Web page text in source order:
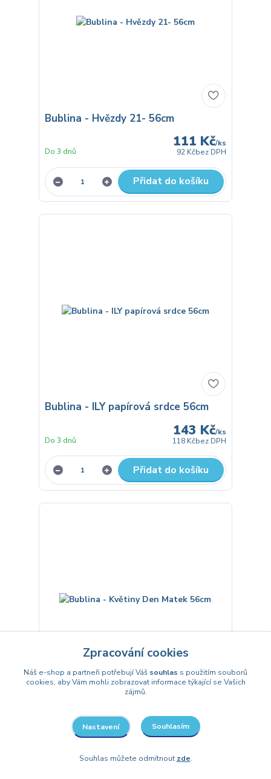
Bublina - Hvězdy 21- 56cm
111 Kč/ks
92 Kčbez DPH
Do 3 dnů
Přidat do košíku
Bublina - ILY papírová srdce 56cm
143 Kč/ks
118 Kčbez DPH
Do 3 dnů
Přidat do košíku
Bublina - Květiny Den Matek 56cm
143 Kč
118 Kč
bez DPH
Do 3 dnů
Detail
Zpracování cookies
Náš e-shop a partneři potřebují Váš souhlas s použitím souborů
cookies, aby Vám mohli zobrazovat informace týkající se Vašich
zájmů.
Nastavení Souhlasím
Souhlas můžete odmítnout zde.